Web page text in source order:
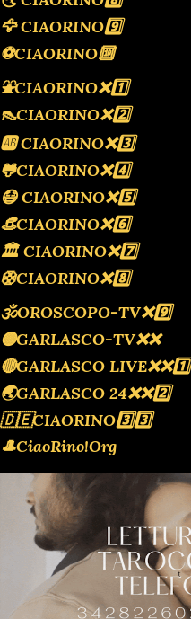
🦅 CIAORINO9️⃣
⚽️CIAORINO🔟
⛲️CIAORINO❌️1️⃣
👠CIAORINO❌️2️⃣
🆎 CIAORINO❌️3️⃣
🐸CIAORINO❌️4️⃣
😷 CIAORINO❌️5️⃣
👒CIAORINO❌️6️⃣
🏛 CIAORINO❌️7️⃣
🛟CIAORINO❌️8️⃣
🕉OROSCOPO-TV❌️9️⃣
🟡GARLASCO-TV❌️❌️
🔴GARLASCO LIVE❌️❌️1️⃣
🌏GARLASCO 24❌️❌️2️⃣
🇩🇪CIAORINO3️⃣3️⃣
🎩CiaoRino!Org